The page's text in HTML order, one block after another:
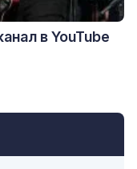
в YouTube